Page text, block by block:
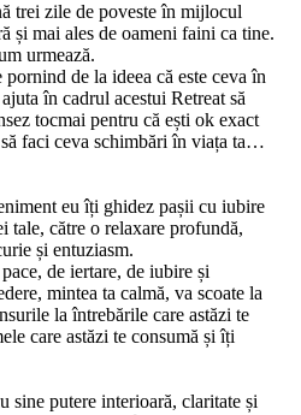
trei zile de poveste în mijlocul
și mai ales de oameni faini ca tine.
urmează.
de la ideea că este ceva în
în cadrul acestui Retreat să
tocmai pentru că ești ok exact
faci ceva schimbări în viața ta…
eu îți ghidez pașii cu iubire
tale, către o relaxare profundă,
și entuziasm.
de iertare, de iubire și
mintea ta calmă, va scoate la
la întrebările care astăzi te
care astăzi te consumă și îți
sine putere interioară, claritate și